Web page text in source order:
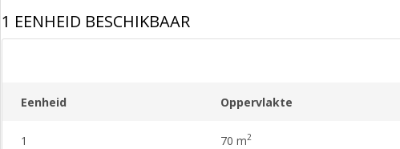
1 EENHEID BESCHIKBAAR
Eenheid Oppervlakte
1 70 m2